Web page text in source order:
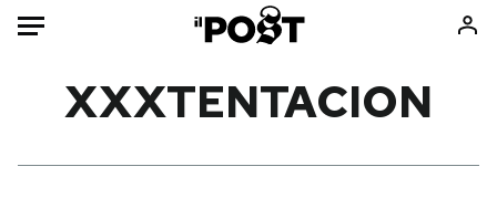
XXXTENTACION